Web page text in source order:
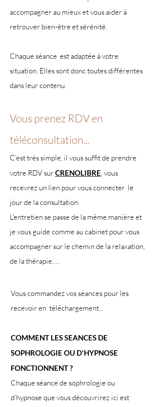
accompagner au mieux et vous aider à
retrouver bien-être et sérénité.
Chaque séance est adaptée à votre
situation. Elles sont donc toutes différentes
dans leur contenu.
Vous prenez RDV en
téléconsultation...
C'est très simple, il vous suffit de prendre
votre RDV surCRENOLIBRE, vous
recevrez un lien pour vous connecter le
jour de la consultation.
L'entretien se passe de la même manière et
je vous guide comme au cabinet pour vous
accompagner sur le chemin de la relaxation,
de la thérapie, ...
Vous commandez vos séances pour les
recevoir en téléchargement...
COMMENT LES SEANCES DE
SOPHROLOGIE OU D'HYPNOSE
FONCTIONNENT ?
Chaque séance de sophrologie ou
d’hypnose que vous découvrirez ici est